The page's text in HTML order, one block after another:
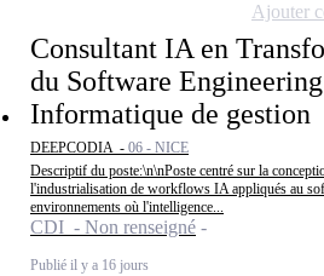
Consultant IA en
du Software
Informatique de gestion
DEEPCODIA - 06 - NICE
Descriptif du poste:\n\nPoste centré sur la
l'industrialisation de workflows IA appliqués au
environnements où l'intelligence...
CDI - Non renseigné
Publié il y a 16 jours
Ajouter